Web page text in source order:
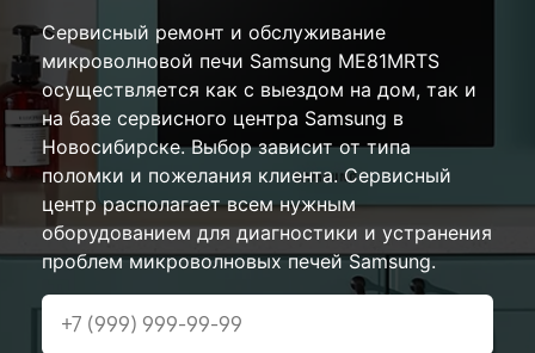
Сервисный ремонт и обслуживание
микроволновой печи Samsung ME81MRTS
осуществляется как с выездом на дом, так и
на базе сервисного центра Samsung в
Новосибирске. Выбор зависит от типа
поломки и пожелания клиента. Сервисный
центр располагает всем нужным
оборудованием для диагностики и устранения
проблем микроволновых печей Samsung.